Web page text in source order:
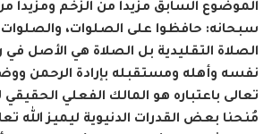
الموضوع السابق مزيدا من الزخم ومزيدا
سبحانه: حافظوا على الصلوات،
الصلاة التقليدية بل الصلاة هي الأصل
نفسه وأهله ومستقبله بإرادة الرحمن
تعالى باعتباره هو المالك الفعلي
مُنحنا بعض القدرات الدنيوية ليميز الله